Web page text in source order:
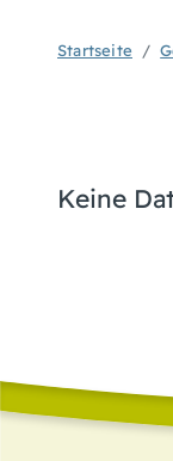
Startseite
Keine